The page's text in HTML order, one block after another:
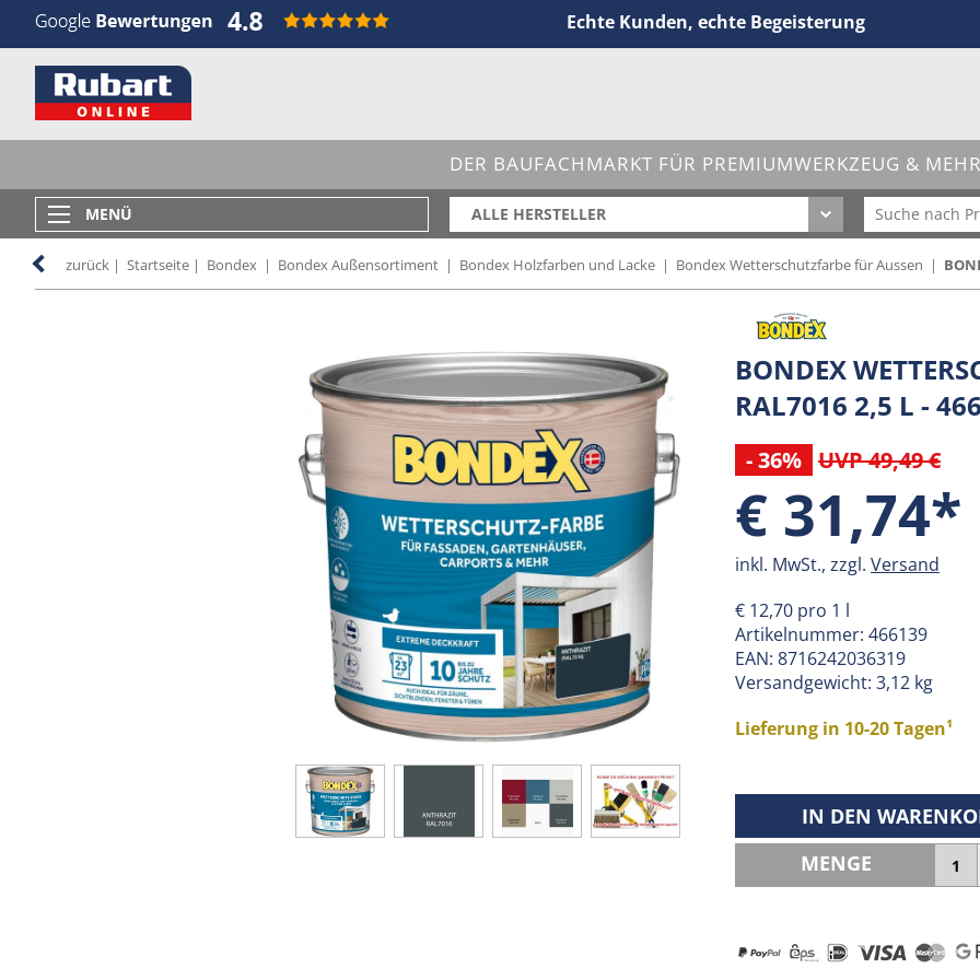
Echte Kunden, echte Begeisterung
DER BAUFACHMARKT FÜR PREMIUMWERKZEUG &
MENÜ ALLE HERSTELLER
zurück | Startseite | Bondex | Bondex Außensortiment | Bondex Holzfarben und Lacke | Bondex Wetterschutzfarbe für Aussen |
BONDEX
RAL7016 2,5 L -
- 36% UVP 49,49 €
€ 31,74*
inkl. MwSt., zzgl. Versand
€ 12,70 pro 1 l
Artikelnummer: 466139
EAN: 8716242036319
Versandgewicht: 3,12 kg
Lieferung in 10-20 Tagen¹
IN DEN
MENGE